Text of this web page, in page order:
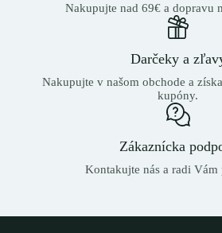
Nakupujte nad 69€ a dopravu
Darčeky a
Nakupujte v našom obchode a
kupóny.
Zákaznícka
Kontakujte nás a radi Vám